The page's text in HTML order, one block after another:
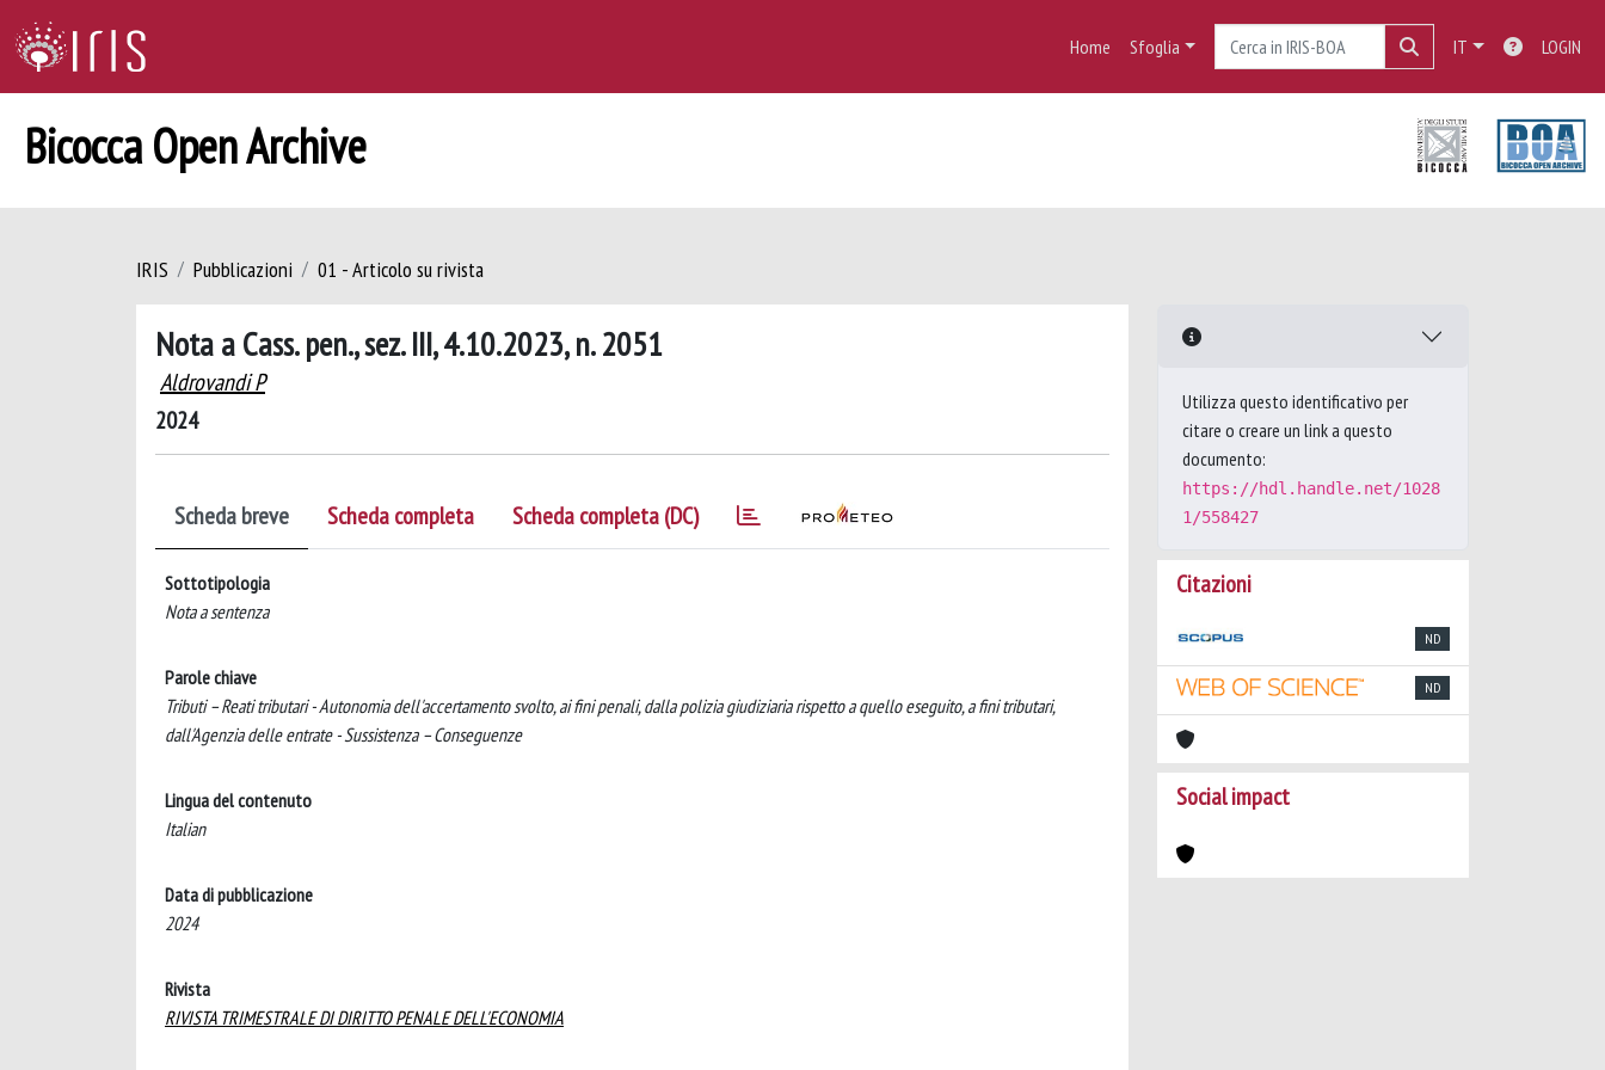
Home Sfoglia IT LOGIN
Bicocca Open Archive
IRIS Pubblicazioni 01 - Articolo su rivista
Nota a Cass. pen., sez. III, 4.10.2023, n. 2051
Aldrovandi P
2024
Scheda breve Scheda completa Scheda completa (DC)
Sottotipologia
Nota a sentenza
Parole chiave
Tributi – Reati tributari - Autonomia dell'accertamento svolto, ai fini penali, dalla polizia giudiziaria rispetto a quello eseguito, a fini tributari,
dall'Agenzia delle entrate - Sussistenza – Conseguenze
Lingua del contenuto
Italian
Data di pubblicazione
2024
Rivista
RIVISTA TRIMESTRALE DI DIRITTO PENALE DELL'ECONOMIA
Utilizza questo identificativo per
citare o creare un link a questo
documento:
https://hdl.handle.net/1028
1/558427
Citazioni
ND
ND
Social impact